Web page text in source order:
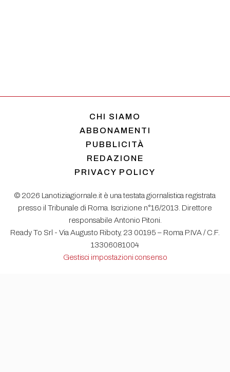
CHI SIAMO
ABBONAMENTI
PUBBLICITÀ
REDAZIONE
PRIVACY POLICY
© 2026 Lanotiziagiornale.it è una testata giornalistica registrata
presso il Tribunale di Roma. Iscrizione n°16/2013. Direttore
responsabile Antonio Pitoni.
Ready To Srl - Via Augusto Riboty, 23 00195 – Roma P.IVA / C.F.
13306081004
Gestisci impostazioni consenso